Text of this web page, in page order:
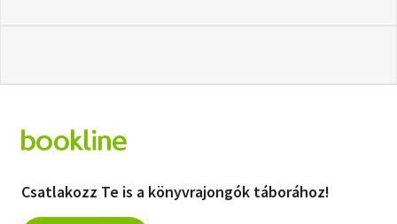
Csatlakozz Te is a könyvrajongók táborához!